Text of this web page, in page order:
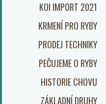
KOI IMPORT 2021
KRMENÍ PRO RYBY
PRODEJ TECHNIKY
PEČUJEME O RYBY
HISTORIE CHOVU
ZÁKLADNÍ DRUHY